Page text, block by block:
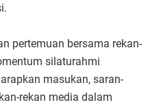
pertemuan bersama rekan-
silaturahmi
masukan, saran-
rekan media dalam